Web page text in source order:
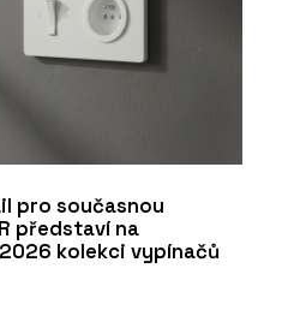
pro současnou
představí na
2026 kolekci vypínačů